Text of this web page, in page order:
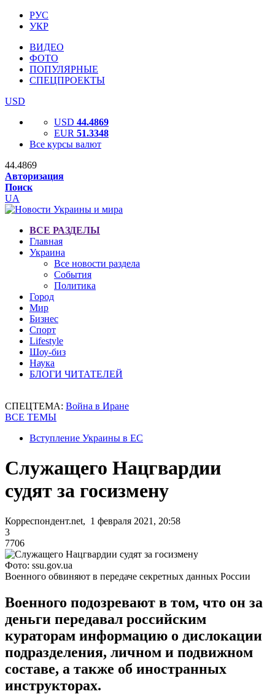
РУС
УКР
ВИДЕО
ФОТО
ПОПУЛЯРНЫЕ
СПЕЦПРОЕКТЫ
USD
USD 44.4869
EUR 51.3348
Все курсы валют
44.4869
Авторизация
Поиск
UA
ВСЕ РАЗДЕЛЫ
Главная
Украина
Все новости раздела
События
Политика
Город
Мир
Бизнес
Спорт
Lifestyle
Шоу-биз
Наука
БЛОГИ ЧИТАТЕЛЕЙ
СПЕЦТЕМА: Война в Иране
ВСЕ ТЕМЫ
Вступление Украины в ЕС
Служащего Нацгвардии
судят за госизмену
Корреспондент.net, 1 февраля 2021, 20:58
3
7706
Фото: ssu.gov.ua
Военного обвиняют в передаче секретных данных России
Военного подозревают в том, что он за
деньги передавал российским
кураторам информацию о дислокации
подразделения, личном и подвижном
составе, а также об иностранных
инструкторах.